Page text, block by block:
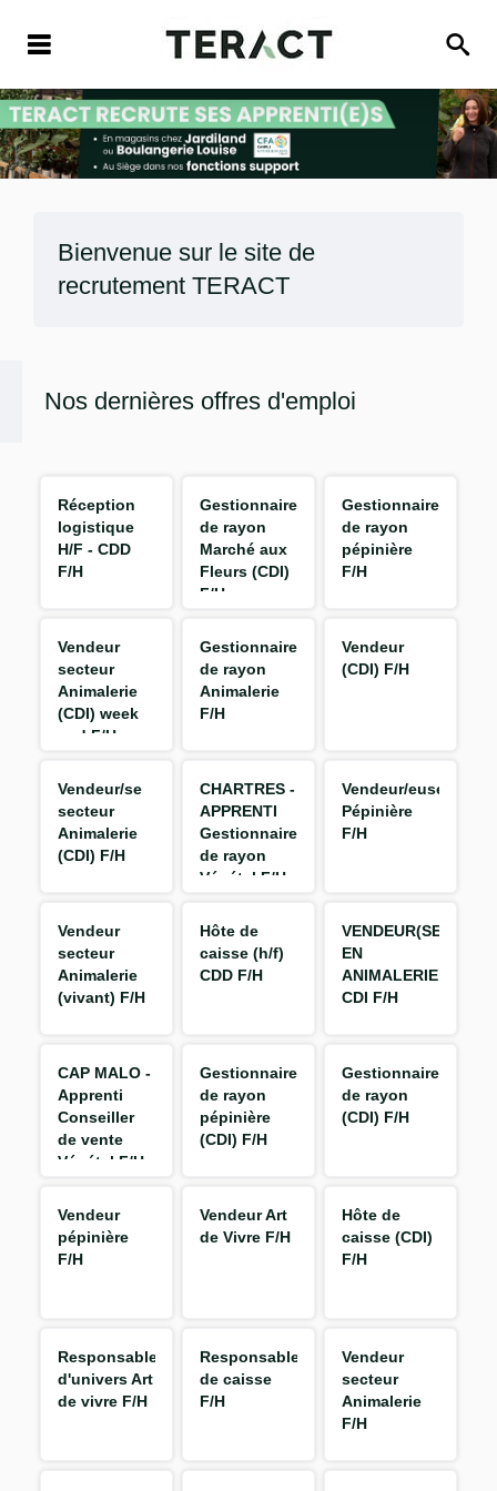
Bienvenue sur le site de
recrutement TERACT
Nos dernières offres d'emploi
Réception
logistique
H/F - CDD
F/H
Gestionnaire
de rayon
Marché aux
Fleurs (CDI)
F/H
Gestionnaire
de rayon
pépinière
F/H
Vendeur
secteur
Animalerie
(CDI) week
end F/H
Gestionnaire
de rayon
Animalerie
F/H
Vendeur
(CDI) F/H
Vendeur/se
secteur
Animalerie
(CDI) F/H
CHARTRES -
APPRENTI
Gestionnaire
de rayon
Végétal F/H
Vendeur/euse
Pépinière
F/H
Vendeur
secteur
Animalerie
(vivant) F/H
Hôte de
caisse (h/f)
CDD F/H
VENDEUR(SE)
EN
ANIMALERIE
CDI F/H
CAP MALO -
Apprenti
Conseiller
de vente
Végétal F/H
Gestionnaire
de rayon
pépinière
(CDI) F/H
Gestionnaire
de rayon
(CDI) F/H
Vendeur
pépinière
F/H
Vendeur Art
de Vivre F/H
Hôte de
caisse (CDI)
F/H
Responsable
d'univers Art
de vivre F/H
Responsable
de caisse
F/H
Vendeur
secteur
Animalerie
F/H